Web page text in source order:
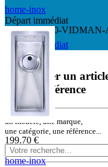
home-inox
HI-34x40R10-
Départ immédiat
199.70 €
home-inox
Départ immédiat
Rechercher un
ou une référence
un modèle, une marque,
une catégorie, une référence...